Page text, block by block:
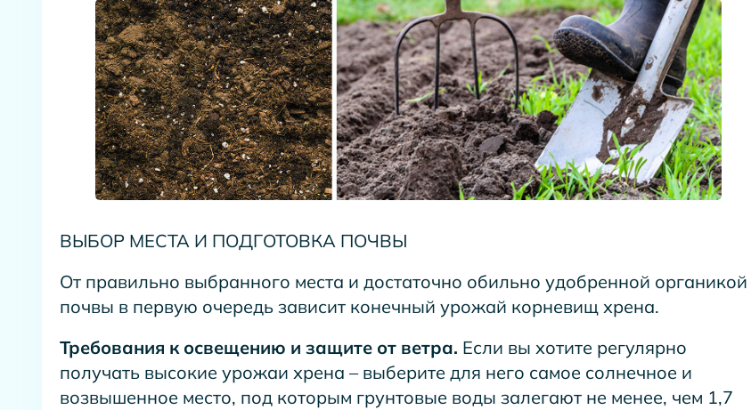
ВЫБОР МЕСТА И ПОДГОТОВКА ПОЧВЫ
От правильно выбранного места и достаточно обильно удобренной органикой
почвы в первую очередь зависит конечный урожай корневищ хрена.
Требования к освещению и защите от ветра. Если вы хотите регулярно
получать высокие урожаи хрена – выберите для него самое солнечное и
возвышенное место, под которым грунтовые воды залегают не менее, чем 1,7